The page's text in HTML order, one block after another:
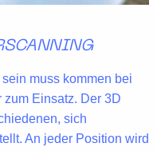
muss kommen bei
zum Einsatz. Der 3D
sich
An jeder Position wird